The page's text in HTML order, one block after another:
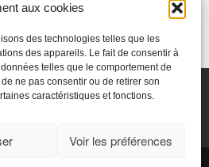
aux cookies
des technologies telles que les
des appareils. Le fait de consentir à
telles que le comportement de
ne pas consentir ou de retirer son
caractéristiques et fonctions.
Voir les préférences